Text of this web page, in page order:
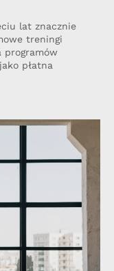
lat znacznie
treningi
programów
płatna